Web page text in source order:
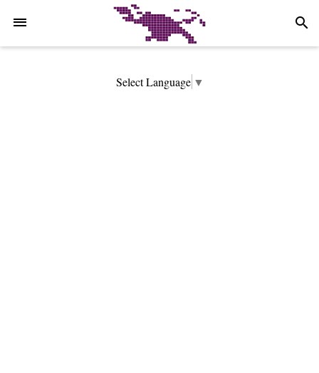
search
Select Language ▼